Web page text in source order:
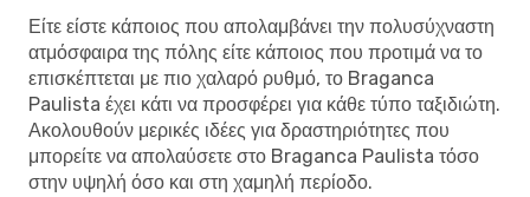
Είτε είστε κάποιος που απολαμβάνει την πολυσύχναστη
ατμόσφαιρα της πόλης είτε κάποιος που προτιμά να το
επισκέπτεται με πιο χαλαρό ρυθμό, το Braganca
Paulista έχει κάτι να προσφέρει για κάθε τύπο ταξιδιώτη.
Ακολουθούν μερικές ιδέες για δραστηριότητες που
μπορείτε να απολαύσετε στο Braganca Paulista τόσο
στην υψηλή όσο και στη χαμηλή περίοδο.